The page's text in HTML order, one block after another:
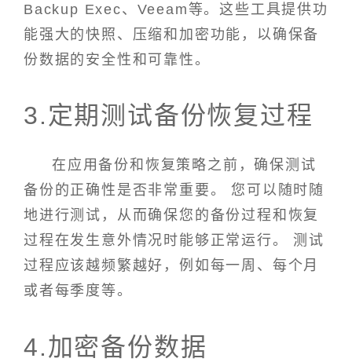
Backup Exec、Veeam等。这些工具提供功
能强大的快照、压缩和加密功能，以确保备
份数据的安全性和可靠性。
3.定期测试备份恢复过程
在应用备份和恢复策略之前，确保测试
备份的正确性是否非常重要。 您可以随时随
地进行测试，从而确保您的备份过程和恢复
过程在发生意外情况时能够正常运行。 测试
过程应该越频繁越好，例如每一周、每个月
或者每季度等。
4.加密备份数据